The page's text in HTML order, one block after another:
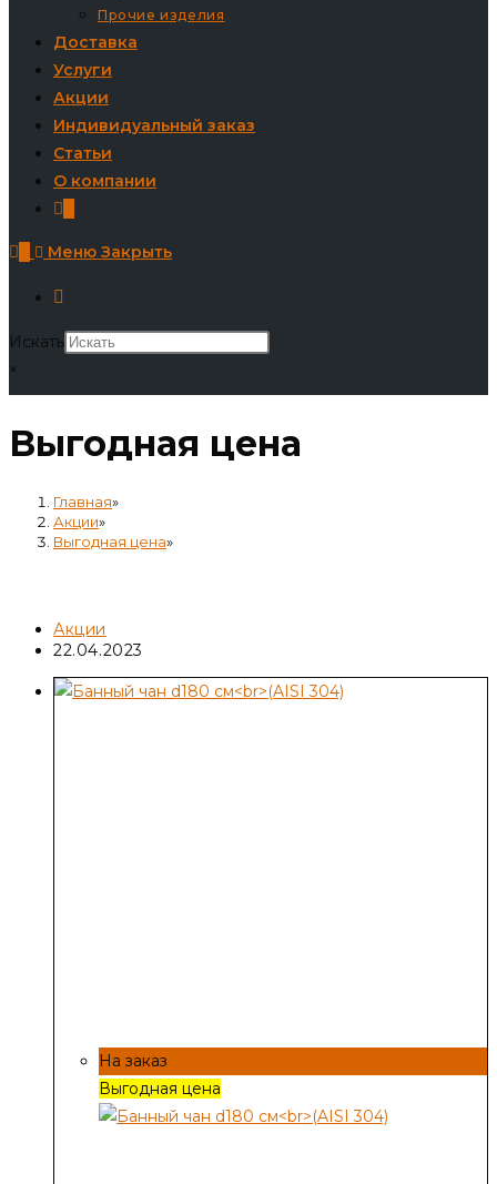
Прочие изделия
Доставка
Услуги
Акции
Индивидуальный заказ
Статьи
О компании
Меню Закрыть
Искать
×
Выгодная цена
Главная»
Акции»
Выгодная цена»
Рубрика
записи:
Акции
Запись
22.04.2023
На заказ
Выгодная цена